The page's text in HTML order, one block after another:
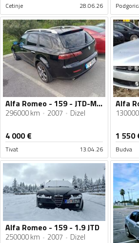
Cetinje 28.06.26
Alfa Romeo - 159 - JTD-M KARAVAN
296000 km 2007 Dizel
4 000€
Tivat 13.04.26
1 550
Budva
Alfa Romeo - 159 - 1.9 JTD
250000 km 2007 Dizel